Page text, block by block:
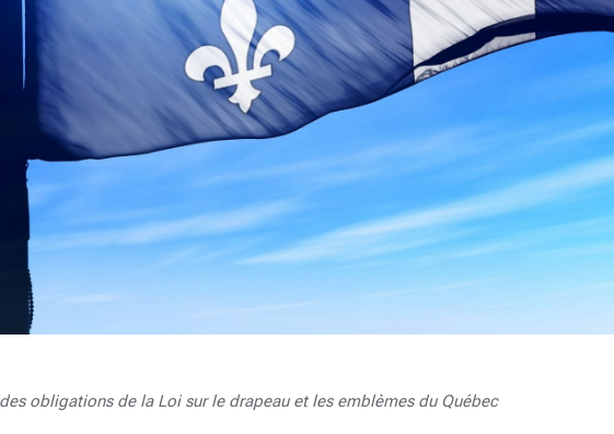
obligations de la Loi sur le drapeau et les emblèmes du Québec